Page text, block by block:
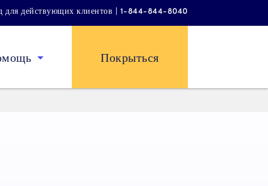
для действующих клиентов | 1-844-844-8040
Покрыться